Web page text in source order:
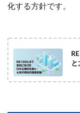
化する方針です。